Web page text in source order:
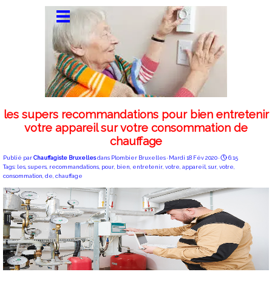
les supers recommandations pour bien entretenir
votre appareil sur votre consommation de
chauffage
Publié parChauffagiste Bruxellesdans Plombier Bruxelles· Mardi 18 Fév 2020 ·
6:15
Tags: les supers recommandations pour bien entretenir votre appareil sur votre
consommation de chauffage